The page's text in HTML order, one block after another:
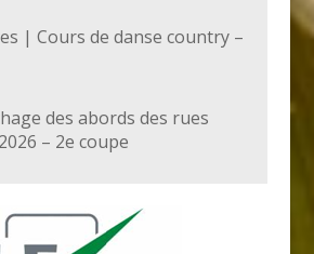
| Cours de danse country –
des abords des rues
– 2e coupe